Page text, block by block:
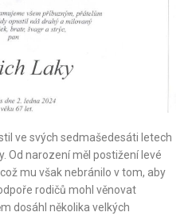
ve svých sedmašedesáti letech
Od narození měl postižení levé
mu však nebránilo v tom, aby
rodičů mohl věnovat
dosáhl několika velkých